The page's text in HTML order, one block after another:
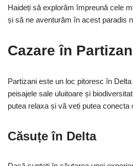
Haideți să explorăm împreună cele
și să ne aventurăm în acest paradis
Cazare în
Partizani este un loc pitoresc în
peisajele sale uluitoare și
putea relaxa și vă veți putea conecta
Căsuțe în Delta